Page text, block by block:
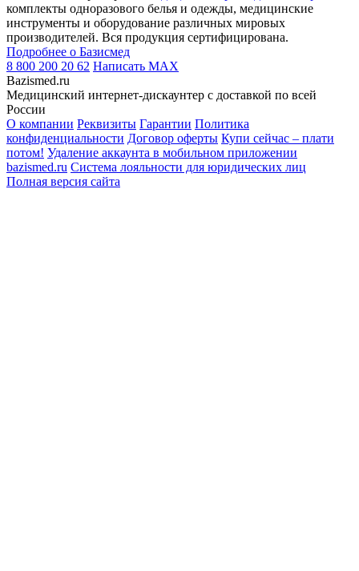
комплекты одноразового белья и одежды, медицинские
инструменты и оборудование различных мировых
производителей. Вся продукция сертифицирована.
Подробнее о Базисмед
8 800 200 20 62 Написать MAX
Bazismed.ru
Медицинский интернет-дискаунтер с доставкой по всей
России
О компании Реквизиты Гарантии Политика
конфиденциальности Договор оферты Купи сейчас – плати
потом! Удаление аккаунта в мобильном приложении
bazismed.ru Система лояльности для юридических лиц
Полная версия сайта